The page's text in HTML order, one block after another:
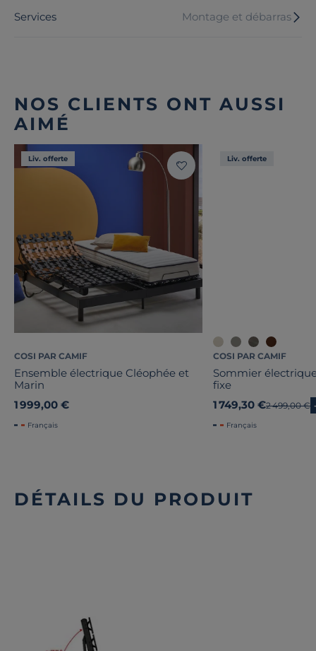
Services Montage et débarras
NOS CLIENTS ONT AUSSI
AIMÉ
Liv. offerte
COSI PAR CAMIF
Ensemble électrique Cléophée et
Marin
1 999,00 €
Français
Liv. offerte
COSI PAR CAMIF
Sommier
fixe
1 749,30 €Ancien prix
2 499,00 €
Français
DÉTAILS DU PRODUIT